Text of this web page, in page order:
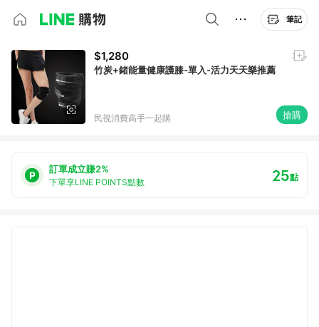
筆記
$1,280
竹炭+鍺能量健康護膝-單入-活力天天樂推薦
民視消費高手一起購 搶購
訂單成立賺2%
下單享LINE POINTS點數 25點